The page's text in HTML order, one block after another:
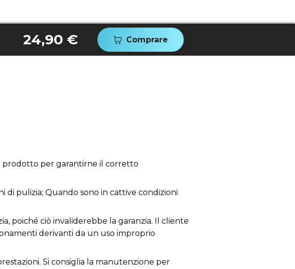
24,90 € Comprare
prodotto per garantirne il corretto
di pulizia; Quando sono in cattive condizioni
poiché ciò invaliderebbe la garanzia. Il cliente
derivanti da un uso improprio
Si consiglia la manutenzione per